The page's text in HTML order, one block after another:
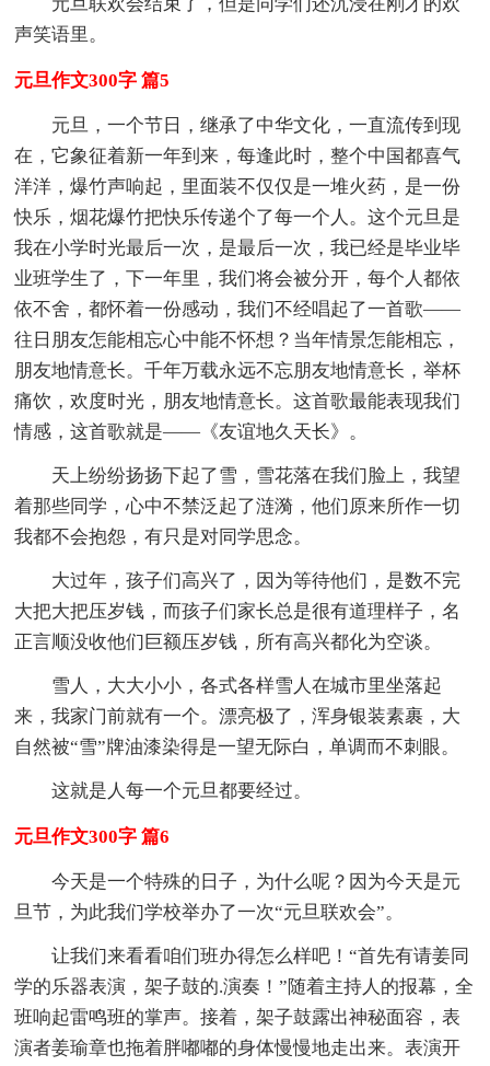
声笑语里。
元旦作文300字 篇5
元旦，一个节日，继承了中华文化，一直流传到现
在，它象征着新一年到来，每逢此时，整个中国都喜气
洋洋，爆竹声响起，里面装不仅仅是一堆火药，是一份
快乐，烟花爆竹把快乐传递个了每一个人。这个元旦是
我在小学时光最后一次，是最后一次，我已经是毕业毕
业班学生了，下一年里，我们将会被分开，每个人都依
依不舍，都怀着一份感动，我们不经唱起了一首歌——
往日朋友怎能相忘心中能不怀想？当年情景怎能相忘，
朋友地情意长。千年万载永远不忘朋友地情意长，举杯
痛饮，欢度时光，朋友地情意长。这首歌最能表现我们
情感，这首歌就是——《友谊地久天长》。
天上纷纷扬扬下起了雪，雪花落在我们脸上，我望
着那些同学，心中不禁泛起了涟漪，他们原来所作一切
我都不会抱怨，有只是对同学思念。
大过年，孩子们高兴了，因为等待他们，是数不完
大把大把压岁钱，而孩子们家长总是很有道理样子，名
正言顺没收他们巨额压岁钱，所有高兴都化为空谈。
雪人，大大小小，各式各样雪人在城市里坐落起
来，我家门前就有一个。漂亮极了，浑身银装素裹，大
自然被“雪”牌油漆染得是一望无际白，单调而不刺眼。
这就是人每一个元旦都要经过。
元旦作文300字 篇6
今天是一个特殊的日子，为什么呢？因为今天是元
旦节，为此我们学校举办了一次“元旦联欢会”。
让我们来看看咱们班办得怎么样吧！“首先有请姜同
学的乐器表演，架子鼓的.演奏！”随着主持人的报幕，全
班响起雷鸣班的掌声。接着，架子鼓露出神秘面容，表
演者姜瑜章也拖着胖嘟嘟的身体慢慢地走出来。表演开